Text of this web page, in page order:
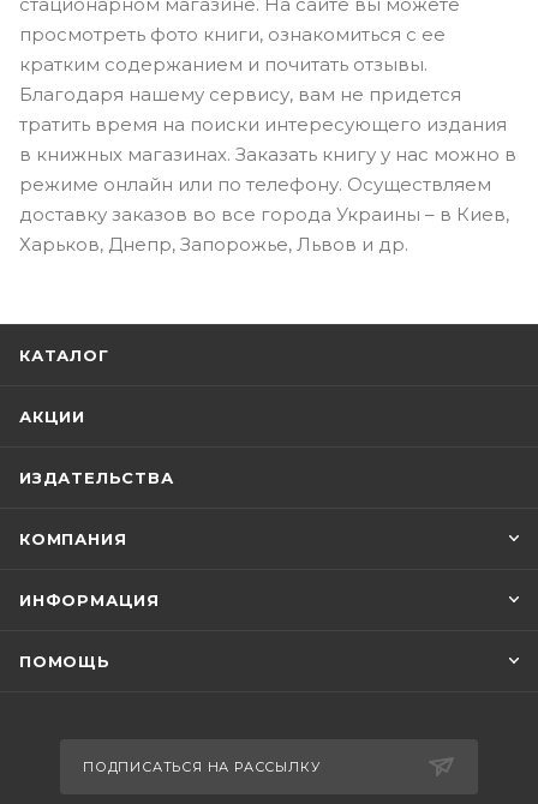
просмотреть фото книги, ознакомиться с ее
кратким содержанием и почитать отзывы.
Благодаря нашему сервису, вам не придется
тратить время на поиски интересующего издания
в книжных магазинах. Заказать книгу у нас можно в
режиме онлайн или по телефону. Осуществляем
доставку заказов во все города Украины – в Киев,
Харьков, Днепр, Запорожье, Львов и др.
КАТАЛОГ
АКЦИИ
ИЗДАТЕЛЬСТВА
КОМПАНИЯ
ИНФОРМАЦИЯ
ПОМОЩЬ
ПОДПИСАТЬСЯ НА РАССЫЛКУ